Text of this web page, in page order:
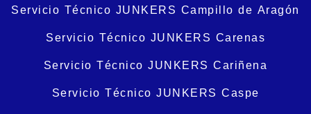
Servicio Técnico JUNKERS Campillo de Aragón
Servicio Técnico JUNKERS Carenas
Servicio Técnico JUNKERS Cariñena
Servicio Técnico JUNKERS Caspe